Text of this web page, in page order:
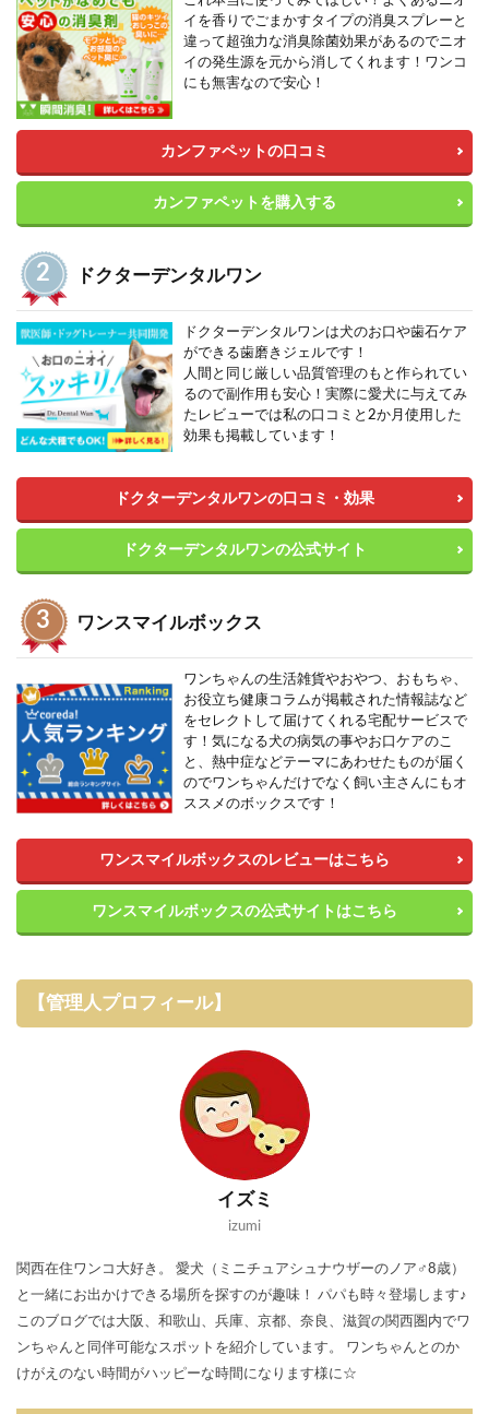
イを香りでごまかすタイプの消臭スプレーと
違って超強力な消臭除菌効果があるのでニオ
イの発生源を元から消してくれます！ワンコ
にも無害なので安心！
カンファペットの口コミ
カンファペットを購入する
ドクターデンタルワン
ドクターデンタルワンは犬のお口や歯石ケア
ができる歯磨きジェルです！
人間と同じ厳しい品質管理のもと作られてい
るので副作用も安心！実際に愛犬に与えてみ
たレビューでは私の口コミと2か月使用した
効果も掲載しています！
ドクターデンタルワンの口コミ・効果
ドクターデンタルワンの公式サイト
ワンスマイルボックス
ワンちゃんの生活雑貨やおやつ、おもちゃ、
お役立ち健康コラムが掲載された情報誌など
をセレクトして届けてくれる宅配サービスで
す！気になる犬の病気の事やお口ケアのこ
と、熱中症などテーマにあわせたものが届く
のでワンちゃんだけでなく飼い主さんにもオ
ススメのボックスです！
ワンスマイルボックスのレビューはこちら
ワンスマイルボックスの公式サイトはこちら
【管理人プロフィール】
イズミ
izumi
関西在住ワンコ大好き。 愛犬（ミニチュアシュナウザーのノア♂8歳）
と一緒にお出かけできる場所を探すのが趣味！ パパも時々登場します♪
このブログでは大阪、和歌山、兵庫、京都、奈良、滋賀の関西圏内でワ
ンちゃんと同伴可能なスポットを紹介しています。 ワンちゃんとのか
けがえのない時間がハッピーな時間になります様に☆